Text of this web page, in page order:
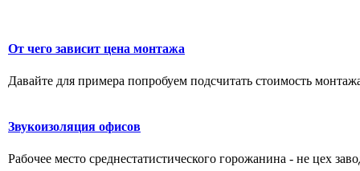
От чего зависит цена монтажа
Давайте для примера попробуем подсчитать стоимость
Звукоизоляция офисов
Рабочее место среднестатистического горожанина - не цех